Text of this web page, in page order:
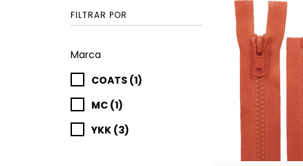
FILTRAR POR
Marca
COATS (1)
MC (1)
YKK (3)